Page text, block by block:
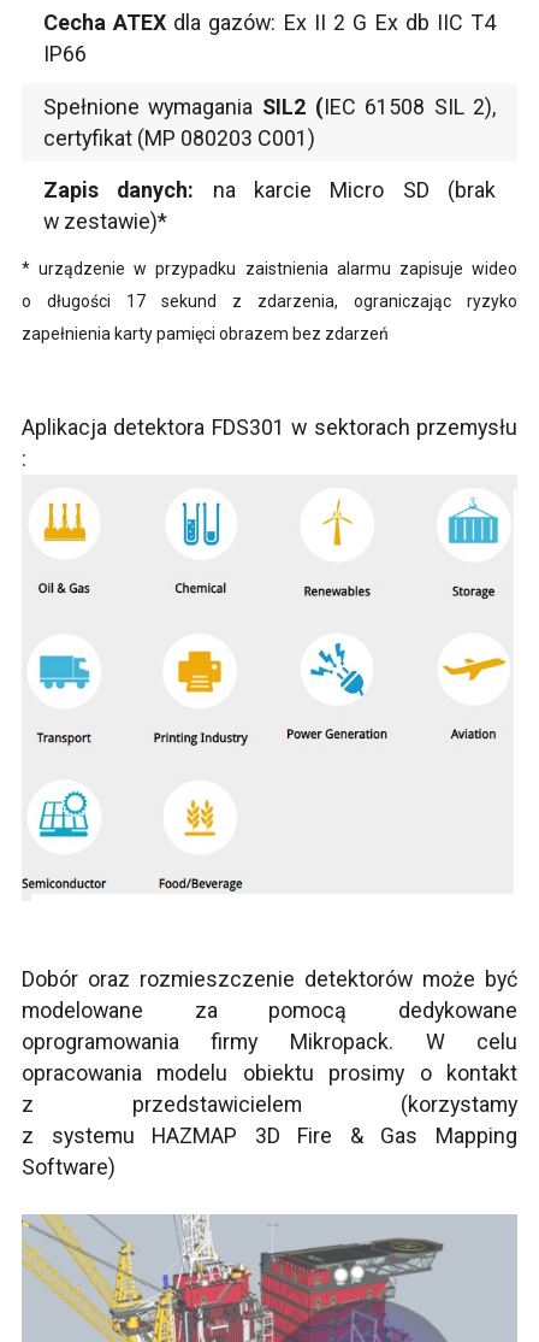
Cecha ATEX dla gazów: Ex II 2 G Ex db IIC T4
IP66
Spełnione wymagania SIL2 (IEC 61508 SIL 2),
certyfikat (MP 080203 C001)
Zapis danych: na karcie Micro SD (brak
w zestawie)*
* urządzenie w przypadku zaistnienia alarmu zapisuje wideo
o długości 17 sekund z zdarzenia, ograniczając ryzyko
zapełnienia karty pamięci obrazem bez zdarzeń
Aplikacja detektora FDS301 w sektorach przemysłu
:
Dobór oraz rozmieszczenie detektorów może być
modelowane za pomocą dedykowane
oprogramowania firmy Mikropack. W celu
opracowania modelu obiektu prosimy o kontakt
z przedstawicielem (korzystamy
z systemu HAZMAP 3D Fire & Gas Mapping
Software)